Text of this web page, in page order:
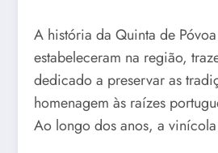
A história da Quinta de
estabeleceram na região,
dedicado a preservar as
homenagem às raízes
Ao longo dos anos, a